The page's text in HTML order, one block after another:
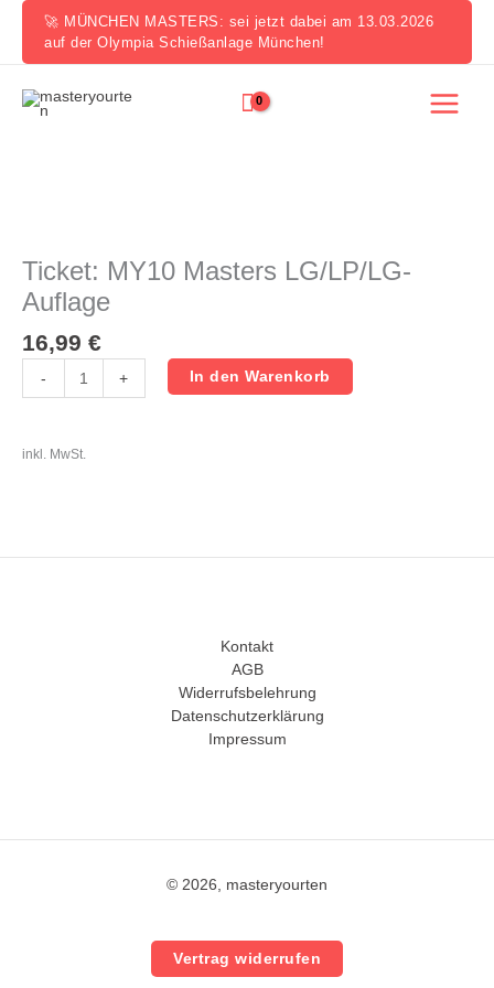
springen
🚀 MÜNCHEN MASTERS: sei jetzt dabei am 13.03.2026
auf der Olympia Schießanlage München!
Ticket: MY10 Masters LG/LP/LG-
Auflage
16,99 €
-
Masters
LG/LP/LG-
Auflage
+ In den Warenkorb
inkl. MwSt.
Kontakt
AGB
Widerrufsbelehrung
Datenschutzerklärung
Impressum
© 2026, masteryourten
Vertrag widerrufen